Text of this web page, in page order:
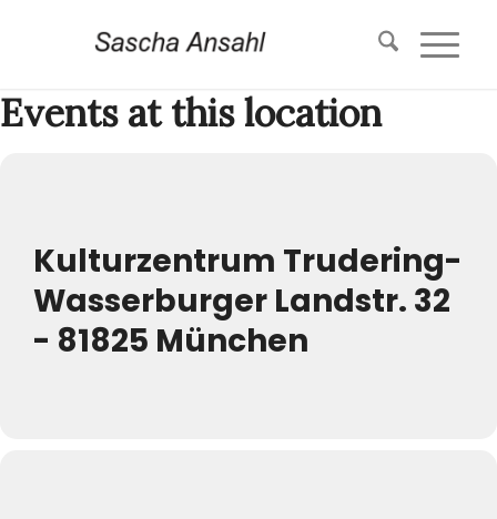
Events at this location
Kulturzentrum Trudering-
Wasserburger Landstr. 32
- 81825 München